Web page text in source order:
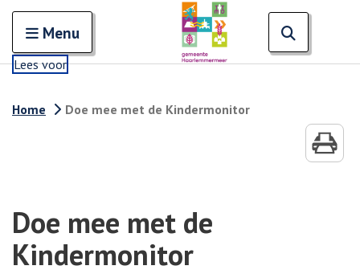
Open en sluit het
Menu
Lees voor
Home Doe mee met de Kindermonitor
Doe mee met de
Kindermonitor